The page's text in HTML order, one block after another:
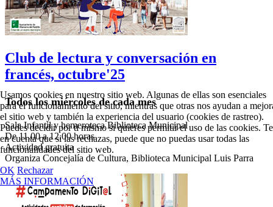
Club de lectura y conversación en
francés, octubre'25
Todos los miércoles de cada mes
Sala Infantil y hemeroteca Biblioteca Municipal
De 11.00 a 12.00 horas
Actividad gratuita
Organiza Concejalía de Cultura, Biblioteca Municipal Luis Parra
Usamos cookies en nuestro sitio web. Algunas de ellas son esenciales
para el funcionamiento del sitio, mientras que otras nos ayudan a
el sitio web y también la experiencia del usuario (cookies de rastreo).
Puedes decidir por ti mismo si quieres permitir el uso de las cookies.
en cuenta que si las rechazas, puede que no puedas usar todas las
funcionalidades del sitio web.
OK Rechazar
MÁS INFORMACIÓN